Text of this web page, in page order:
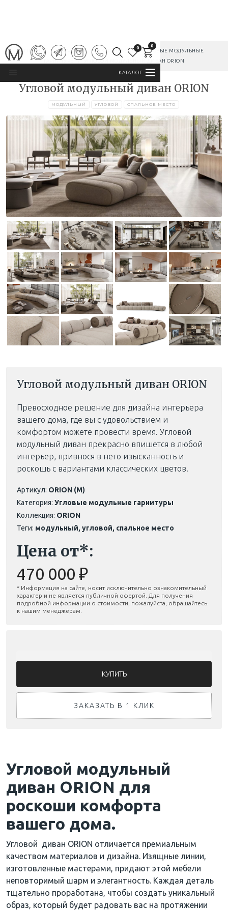
0 0
КАТАЛОГ
ГЛАВНАЯ / КАТАЛОГ / МЯГКАЯ МЕБЕЛЬ / УГЛОВЫЕ МОДУЛЬНЫЕ
ГАРНИТУРЫ / УГЛОВОЙ МОДУЛЬНЫЙ ДИВАН ORION
Угловой модульный диван ORION
МОДУЛЬНЫЙ УГЛОВОЙ СПАЛЬНОЕ МЕСТО
Угловой модульный диван ORION
Превосходное решение для дизайна интерьера
вашего дома, где вы с удовольствием и
комфортом можете провести время. Угловой
модульный диван прекрасно впишется в любой
интерьер, привнося в него изысканность и
роскошь с вариантами классических цветов.
Артикул: ORION (M)
Категория: Угловые модульные гарнитуры
Коллекция: ORION
Теги: модульный, угловой, спальное место
Цена от*:
470 000 ₽
* Информация на сайте, носит исключительно ознакомительный
характер и не является публичной офертой. Для получения
подробной информации о стоимости, пожалуйста, обращайтесь
к нашим менеджерам.
ЗАКАЗАТЬ В 1 КЛИК
Угловой модульный
диван ORION для
роскоши комфорта
вашего дома.
Угловой диван ORION отличается премиальным
качеством материалов и дизайна. Изящные линии,
изготовленные мастерами, придают этой мебели
неповторимый шарм и элегантность. Каждая деталь
тщательно проработана, чтобы создать уникальный
образ, который будет радовать вас на протяжении